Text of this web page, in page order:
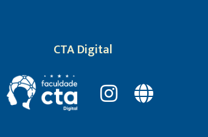
CTA Digital